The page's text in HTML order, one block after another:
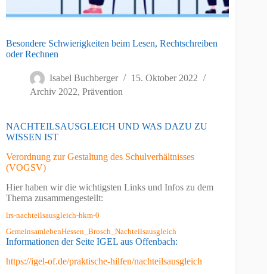
Besondere Schwierigkeiten beim Lesen, Rechtschreiben
oder Rechnen
Isabel Buchberger
15. Oktober 2022
Archiv 2022, Prävention
NACHTEILSAUSGLEICH UND WAS DAZU ZU
WISSEN IST
Verordnung zur Gestaltung des Schulverhältnisses
(VOGSV)
Hier haben wir die wichtigsten Links und Infos zu dem
Thema zusammengestellt:
lrs-nachteilsausgleich-hkm-0
GemeinsamlebenHessen_Brosch_Nachteilsausgleich
Informationen der Seite IGEL aus Offenbach:
https://igel-of.de/praktische-hilfen/nachteilsausgleich